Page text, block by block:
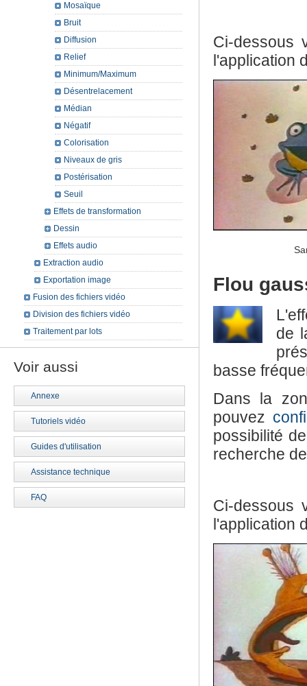
Ci-dessous
l'application
Flou
de
basse
Dans la
pouvez
possibilité
recherche
Ci-dessous
l'application
Mosaïque
Bruit
Diffusion
Relief
Minimum/Maximum
Désentrelacement
Médian
Négatif
Colorisation
Niveaux de gris
Postérisation
Seuil
Effets de transformation
Dessin
Effets audio
Extraction audio
Exportation image
Fusion des fichiers vidéo
Division des fichiers vidéo
Traitement par lots
Voir aussi
Annexe
Tutoriels vidéo
Guides d'utilisation
Assistance technique
FAQ